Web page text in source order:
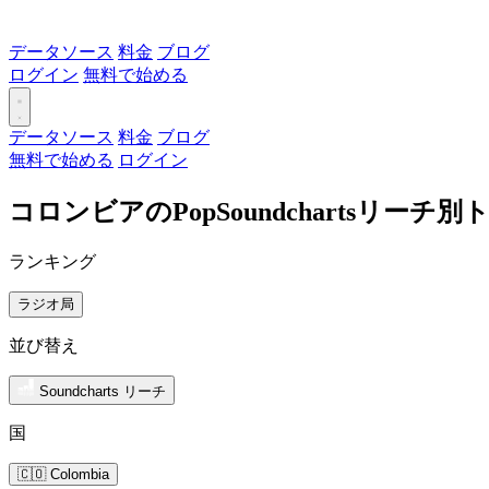
データソース 料金 ブログ
ログイン 無料で始める
データソース 料金 ブログ
無料で始める ログイン
コロンビアのPopSoundchartsリーチ別
ランキング
ラジオ局
並び替え
Soundcharts リーチ
国
🇨🇴 Colombia